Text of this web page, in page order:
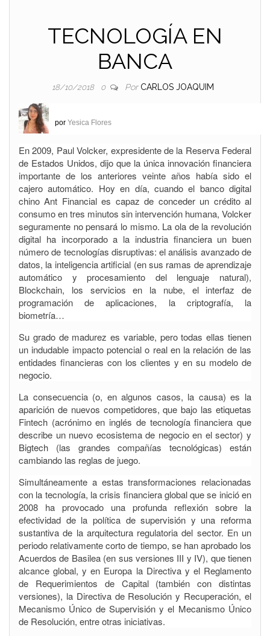
TECNOLOGÍA EN
BANCA
18/10/2018 0 Por CARLOS JOAQUIM
por Yesica Flores
En 2009, Paul Volcker, expresidente de la Reserva Federal
de Estados Unidos, dijo que la única innovación financiera
importante de los anteriores veinte años había sido el
cajero automático. Hoy en día, cuando el banco digital
chino Ant Financial es capaz de conceder un crédito al
consumo en tres minutos sin intervención humana, Volcker
seguramente no pensará lo mismo. La ola de la revolución
digital ha incorporado a la industria financiera un buen
número de tecnologías disruptivas: el análisis avanzado de
datos, la inteligencia artificial (en sus ramas de aprendizaje
automático y procesamiento del lenguaje natural),
Blockchain, los servicios en la nube, el interfaz de
programación de aplicaciones, la criptografía, la
biometría…
Su grado de madurez es variable, pero todas ellas tienen
un indudable impacto potencial o real en la relación de las
entidades financieras con los clientes y en su modelo de
negocio.
La consecuencia (o, en algunos casos, la causa) es la
aparición de nuevos competidores, que bajo las etiquetas
Fintech (acrónimo en inglés de tecnología financiera que
describe un nuevo ecosistema de negocio en el sector) y
Bigtech (las grandes compañías tecnológicas) están
cambiando las reglas de juego.
Simultáneamente a estas transformaciones relacionadas
con la tecnología, la crisis financiera global que se inició en
2008 ha provocado una profunda reflexión sobre la
efectividad de la política de supervisión y una reforma
sustantiva de la arquitectura regulatoria del sector. En un
periodo relativamente corto de tiempo, se han aprobado los
Acuerdos de Basilea (en sus versiones III y IV), que tienen
alcance global, y en Europa la Directiva y el Reglamento
de Requerimientos de Capital (también con distintas
versiones), la Directiva de Resolución y Recuperación, el
Mecanismo Único de Supervisión y el Mecanismo Único
de Resolución, entre otras iniciativas.